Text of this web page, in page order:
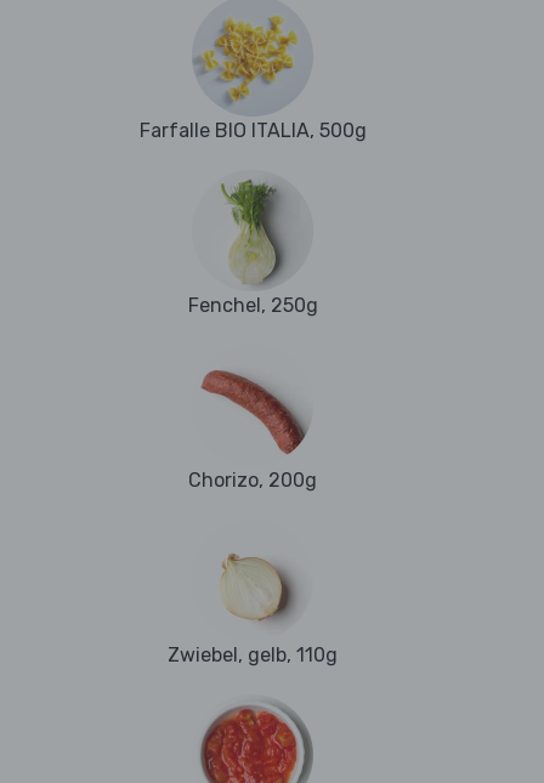
Farfalle BIO ITALIA, 500g
Fenchel, 250g
Chorizo, 200g
Zwiebel, gelb, 110g